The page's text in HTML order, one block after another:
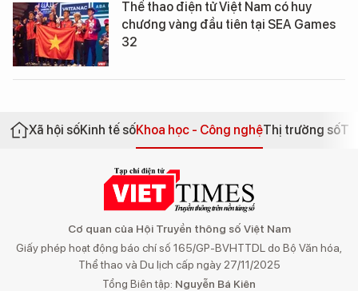
Thể thao điện tử Việt Nam có huy
chương vàng đầu tiên tại SEA Games
32
Xã hội sốKinh tế sốKhoa học - Công nghệThị trường số
Cơ quan của Hội Truyền thông số Việt Nam
Giấy phép hoạt động báo chí số 165/GP-BVHTTDL do Bộ Văn hóa,
Thể thao và Du lịch cấp ngày 27/11/2025
Tổng Biên tập: Nguyễn Bá Kiên